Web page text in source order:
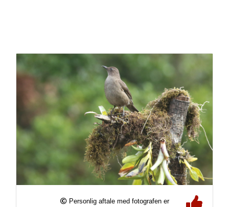
Personlig aftale med fotografen er